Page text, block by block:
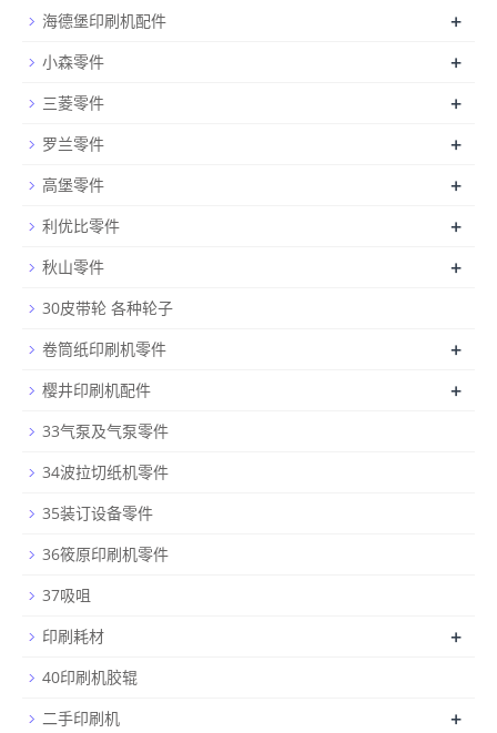
海德堡印刷机配件 +
小森零件 +
三菱零件 +
罗兰零件 +
高堡零件 +
利优比零件 +
秋山零件 +
30皮带轮 各种轮子
卷筒纸印刷机零件
+
樱井印刷机配件 +
33气泵及气泵零件
34波拉切纸机零件
35装订设备零件
36筱原印刷机零件
37吸咀
印刷耗材
+
40印刷机胶辊
二手印刷机
+